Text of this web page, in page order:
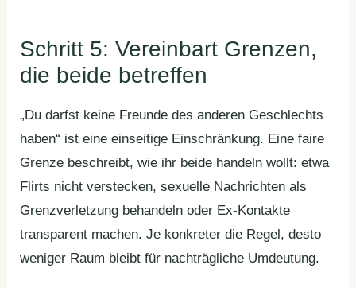
Schritt 5: Vereinbart Grenzen,
die beide betreffen
„Du darfst keine Freunde des anderen Geschlechts
haben“ ist eine einseitige Einschränkung. Eine faire
Grenze beschreibt, wie ihr beide handeln wollt: etwa
Flirts nicht verstecken, sexuelle Nachrichten als
Grenzverletzung behandeln oder Ex-Kontakte
transparent machen. Je konkreter die Regel, desto
weniger Raum bleibt für nachträgliche Umdeutung.